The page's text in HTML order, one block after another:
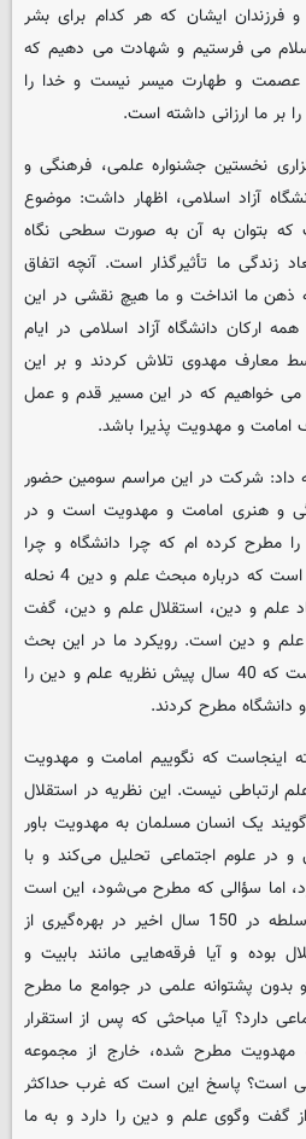
فرزندان ایشان که هر کدام برای بشر
می فرستیم و شهادت می دهیم که
عصمت و طهارت میسر نیست و خدا را
ما ارزانی داشته است.
نخستین جشنواره علمی، فرهنگی و
آزاد اسلامی، اظهار داشت: موضوع
که بتوان به آن به صورت سطحی نگاه
زندگی ما تأثیرگذار است. آنچه اتفاق
ذهن ما انداخت و ما هیچ نقشی در این
ارکان دانشگاه آزاد اسلامی در ایام
معارف مهدوی تلاش کردند و بر این
خواهیم که در این مسیر قدم و عمل
امامت و مهدویت پذیرا باشد.
داد: شرکت در این مراسم سومین حضور
و هنری امامت و مهدویت است و در
مطرح کرده ام که چرا دانشگاه و چرا
امامت و مهدویت؟ واقعیت این است که درباره مبحث علم و دین 4 نحله
علم و دین، استقلال علم و دین، گفت
و دین است. رویکرد ما در این بحث
همان نظریه امام خمینی(ره) است که 40 سال پیش نظریه علم و دین را
مطرح کردند.
اینجاست که نگوییم امامت و مهدویت
ارتباطی نیست. این نظریه در استقلال
یک انسان مسلمان به مهدویت باور
و در علوم اجتماعی تحلیل می‌کند و با
اما سؤالی که مطرح می‌شود، این است
که آیا تلاش استعمار و نظام سلطه در 150 سال اخیر در بهره‌گیری از
بوده و آیا فرقه‌هایی مانند بابیت و
بدون پشتوانه علمی در جوامع ما مطرح
دارد؟ آیا مباحثی که پس از استقرار
مهدویت مطرح شده، خارج از مجموعه
است؟ پاسخ این است که غرب حداکثر
گفت وگوی علم و دین را دارد و به ما